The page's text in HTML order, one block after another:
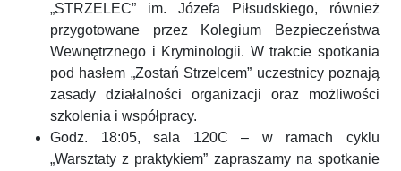
„STRZELEC” im. Józefa Piłsudskiego, również
przygotowane przez Kolegium Bezpieczeństwa
Wewnętrznego i Kryminologii. W trakcie spotkania
pod hasłem „Zostań Strzelcem” uczestnicy poznają
zasady działalności organizacji oraz możliwości
szkolenia i współpracy.
Godz. 18:05, sala 120C – w ramach cyklu
„Warsztaty z praktykiem” zapraszamy na spotkanie